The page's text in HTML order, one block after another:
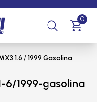
0
1.6/1999 Gasolina
1999-gasolina